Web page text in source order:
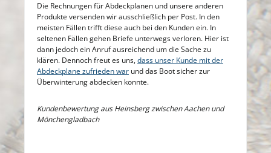
Die Rechnungen für Abdeckplanen und unsere anderen
Produkte versenden wir ausschließlich per Post. In den
meisten Fällen trifft diese auch bei den Kunden ein. In
seltenen Fällen gehen Briefe unterwegs verloren. Hier ist
dann jedoch ein Anruf ausreichend um die Sache zu
klären. Dennoch freut es uns,dass unser Kunde mit der
Abdeckplane zufrieden war und das Boot sicher zur
Überwinterung abdecken konnte.
Kundenbewertung aus Heinsberg zwischen Aachen und
Mönchengladbach